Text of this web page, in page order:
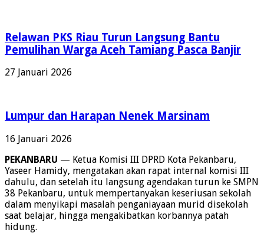
Relawan PKS Riau Turun Langsung Bantu
Pemulihan Warga Aceh Tamiang Pasca Banjir
27 Januari 2026
Lumpur dan Harapan Nenek Marsinam
16 Januari 2026
PEKANBARU — Ketua Komisi III DPRD Kota Pekanbaru,
Yaseer Hamidy, mengatakan akan rapat internal komisi III
dahulu, dan setelah itu langsung agendakan turun ke SMPN
38 Pekanbaru, untuk mempertanyakan keseriusan sekolah
dalam menyikapi masalah penganiayaan murid disekolah
saat belajar, hingga mengakibatkan korbannya patah
hidung.